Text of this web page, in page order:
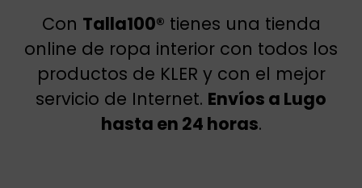
Con Talla100® tienes una tienda
online de ropa interior con todos los
productos de KLER y con el mejor
servicio de Internet. Envíos a Lugo
hasta en 24 horas.